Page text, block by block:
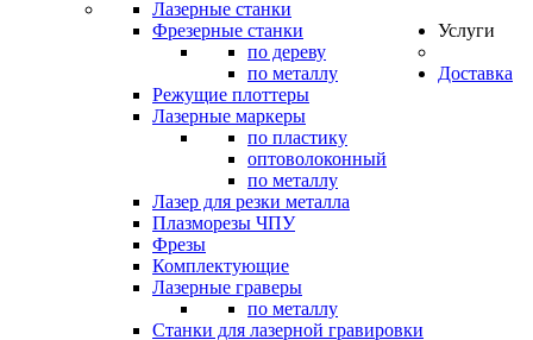
Лазерные станки
Фрезерные станки
по дереву
по металлу
Режущие плоттеры
Лазерные маркеры
по пластику
оптоволоконный
по металлу
Лазер для резки металла
Плазморезы ЧПУ
Фрезы
Комплектующие
Лазерные граверы
по металлу
Станки для лазерной гравировки
Услуги
Доставка